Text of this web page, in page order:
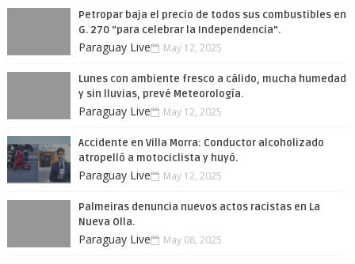
Petropar baja el precio de todos sus combustibles en
G. 270 “para celebrar la Independencia”.
Paraguay Live May 12, 2025
Lunes con ambiente fresco a cálido, mucha humedad
y sin lluvias, prevé Meteorología.
Paraguay Live May 12, 2025
Accidente en Villa Morra: Conductor alcoholizado
atropelló a motociclista y huyó.
Paraguay Live May 12, 2025
Palmeiras denuncia nuevos actos racistas en La
Nueva Olla.
Paraguay Live May 08, 2025